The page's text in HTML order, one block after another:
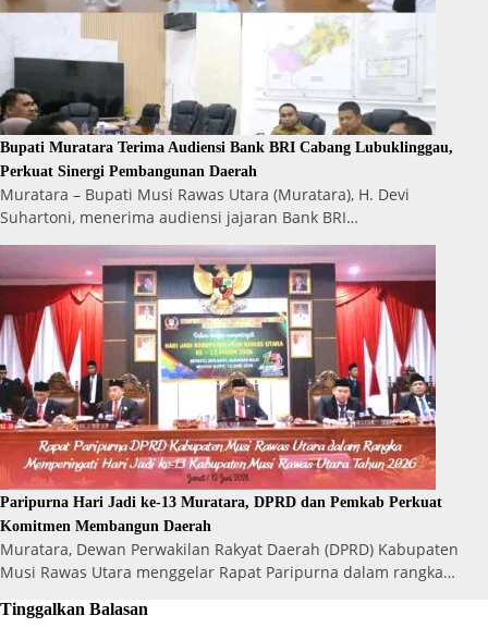
Bupati Muratara Terima Audiensi Bank BRI Cabang Lubuklinggau,
Perkuat Sinergi Pembangunan Daerah
Muratara – Bupati Musi Rawas Utara (Muratara), H. Devi
Suhartoni, menerima audiensi jajaran Bank BRI…
Paripurna Hari Jadi ke-13 Muratara, DPRD dan Pemkab Perkuat
Komitmen Membangun Daerah
Muratara, Dewan Perwakilan Rakyat Daerah (DPRD) Kabupaten
Musi Rawas Utara menggelar Rapat Paripurna dalam rangka…
Tinggalkan Balasan